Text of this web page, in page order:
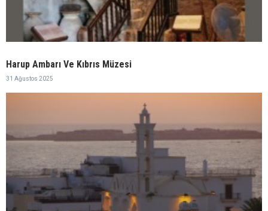
Harup Ambarı Ve Kıbrıs Müzesi
31 Ağustos 2025